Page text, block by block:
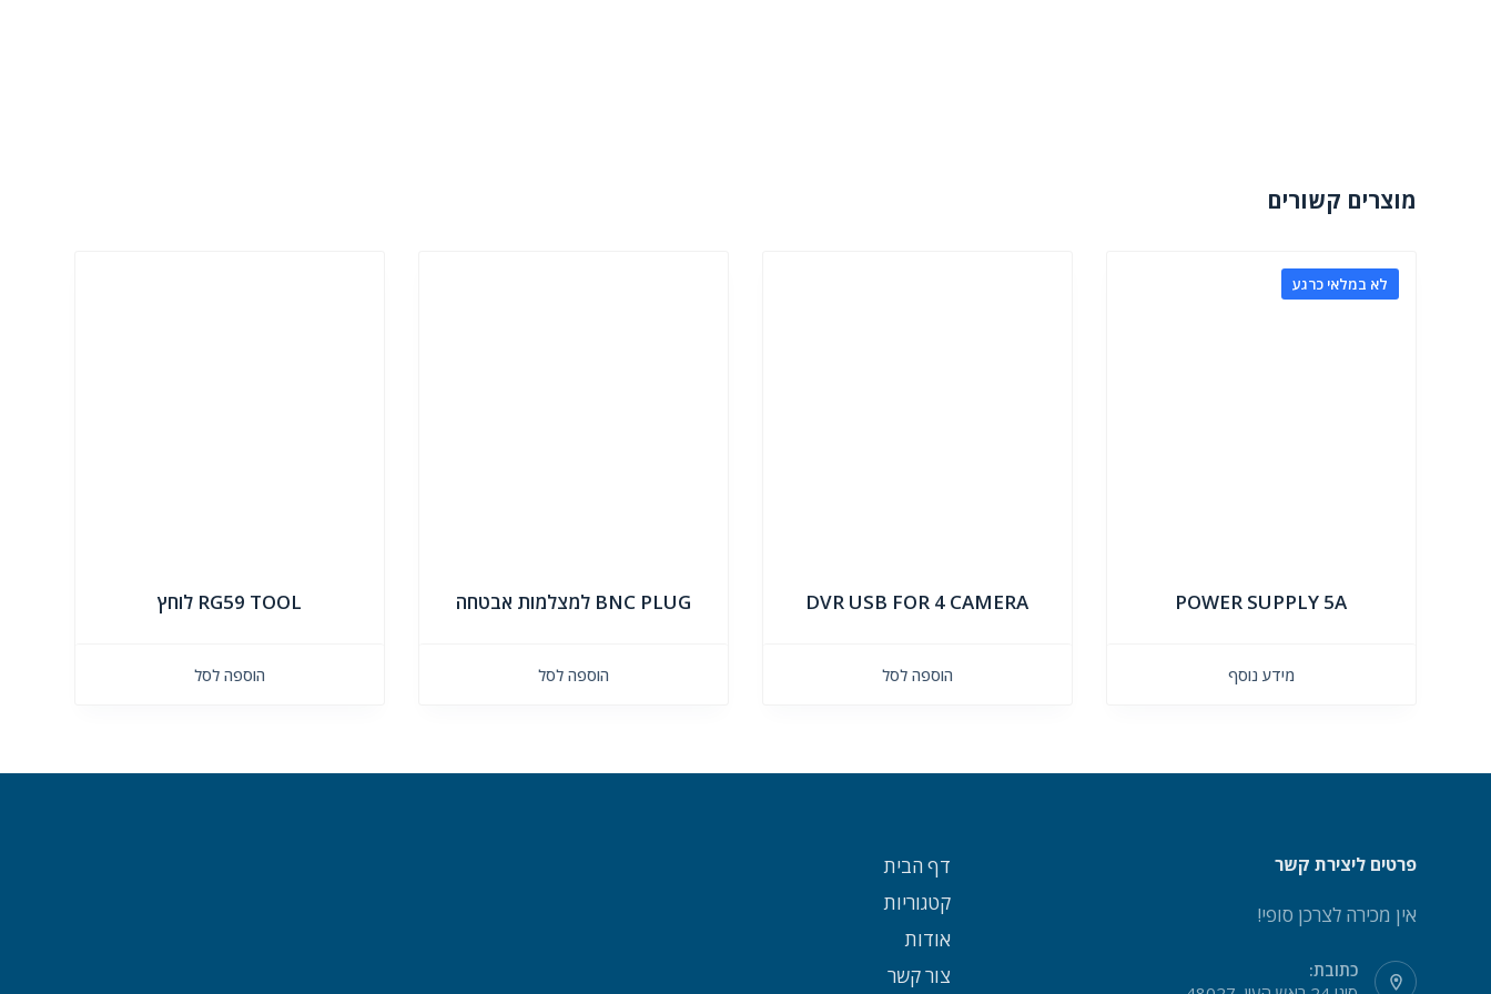
מוצרים קשורים
לא במלאי כרגע
POWER SUPPLY 5A
מידע נוסף
DVR USB FOR 4 CAMERA
הוספה לסל
BNC PLUG למצלמות אבטחה
הוספה לסל
RG59 TOOL לוחץ
הוספה לסל
פרטים ליצירת קשר
אין מכירה לצרכן סופי!
כתובת:
דף הבית
קטגוריות
אודות
צור קשר